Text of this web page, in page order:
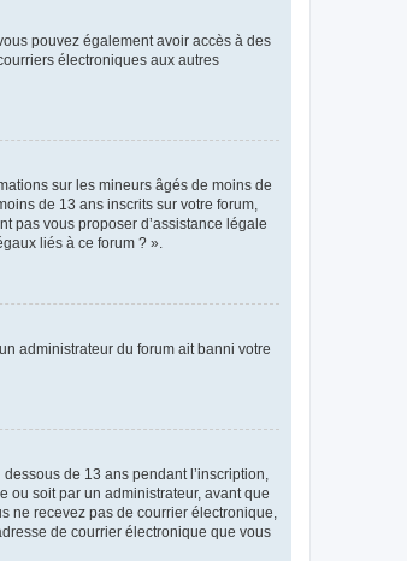
pouvez également avoir accès à des
électroniques aux autres
sur les mineurs âgés de moins de
de 13 ans inscrits sur votre forum,
pas vous proposer d’assistance légale
liés à ce forum ? ».
administrateur du forum ait banni votre
de 13 ans pendant l’inscription,
ou soit par un administrateur, avant que
ne recevez pas de courrier électronique,
de courrier électronique que vous